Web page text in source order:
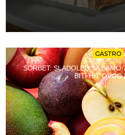
GASTRO
SORBET: SLADOLED SA SAMO
BITI HIT OVOG